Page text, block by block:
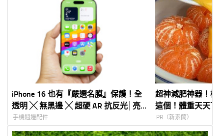
iPhone 16 也有『嚴選名膜』保護！全
透明 ╳ 無黑邊 ╳ 超硬 AR 抗反光│亮
面玻璃保護貼 + 藍寶石鏡頭保護貼 +
磁吸防摔保護殼全套分享
手機週邊配件
超神減肥神器！
這個！體重天天下
PR（新素簡）